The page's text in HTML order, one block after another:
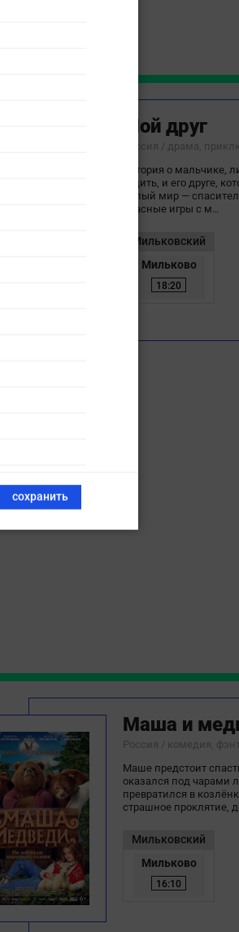
Мой друг
Россия / драма,
История о мальчике,
ходить, и его друге,
целый мир —
опасные игры с м…
Мильковский
Мильково
18:20
Маша и
Россия / комедия,
Маше предстоит
оказался под чарами
превратился в
страшное проклятие,
Мильковский
Мильково
16:10
сохранить